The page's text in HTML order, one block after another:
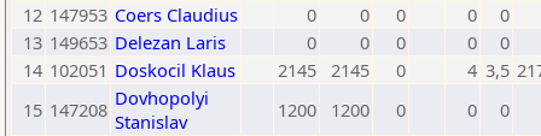
12 147953 Coers Claudius 0 0 0 0
0
13 149653 Delezan Laris 0 0 0 0
0
14 102051 Doskocil Klaus 2145 2145 0 4 3,5
15 147208 Dovhopolyi
Stanislav
1200 1200 0 0 0